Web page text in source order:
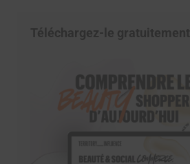
Téléchargez-le gratuitement